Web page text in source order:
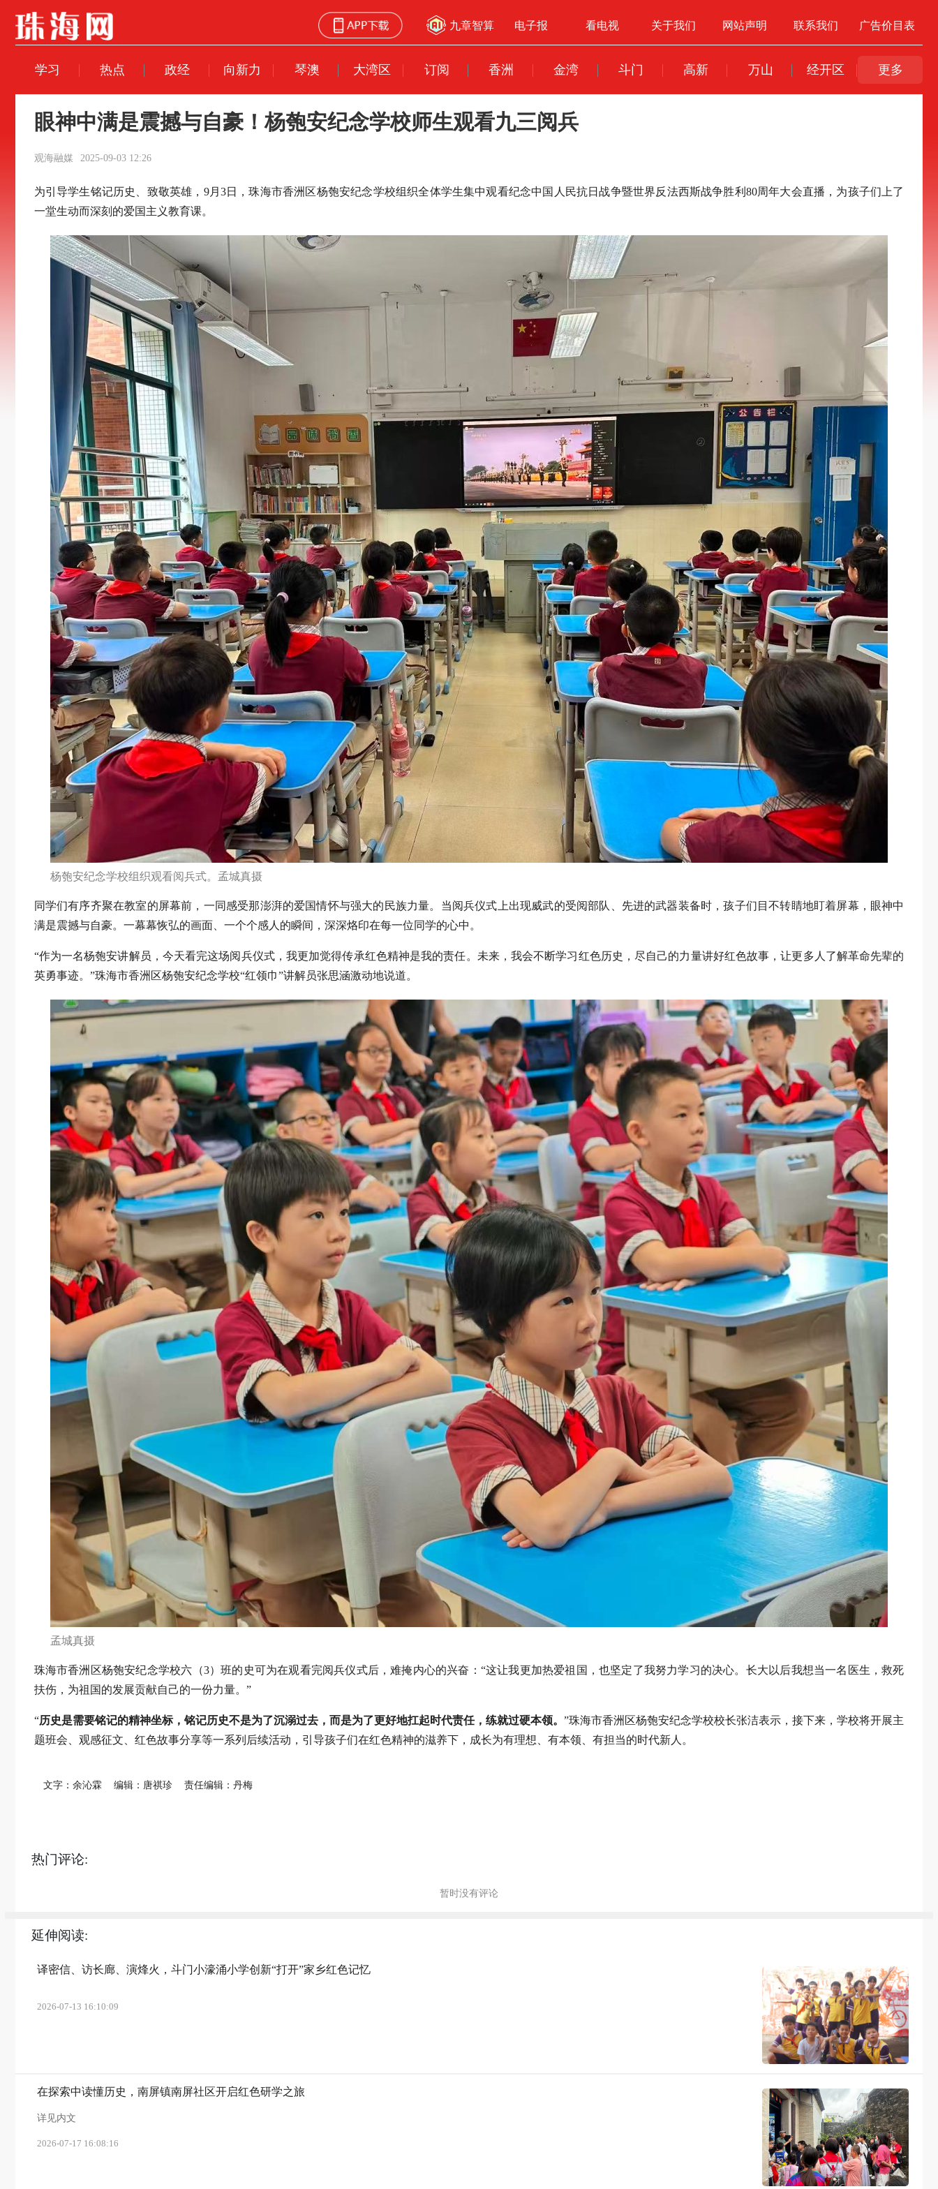
九章智算 电子报 看电视 关于我们 网站声明 联系我们 广告价目表
学习 热点 政经 向新力 琴澳 大湾区 订阅 香洲 金湾 斗门 高新 万山 经开区 更多
眼神中满是震撼与自豪！杨匏安纪念学校师生观看九三阅兵
观海融媒 2025-09-03 12:26
为引导学生铭记历史、致敬英雄，9月3日，珠海市香洲区杨匏安纪念学校组织全体学生集中观看纪念中国人民抗日战争暨世界反法西斯战争胜利80周年大会直播，为孩子们上了
一堂生动而深刻的爱国主义教育课。
杨匏安纪念学校组织观看阅兵式。孟城真摄
同学们有序齐聚在教室的屏幕前，一同感受那澎湃的爱国情怀与强大的民族力量。当阅兵仪式上出现威武的受阅部队、先进的武器装备时，孩子们目不转睛地盯着屏幕，眼神中
满是震撼与自豪。一幕幕恢弘的画面、一个个感人的瞬间，深深烙印在每一位同学的心中。
“作为一名杨匏安讲解员，今天看完这场阅兵仪式，我更加觉得传承红色精神是我的责任。未来，我会不断学习红色历史，尽自己的力量讲好红色故事，让更多人了解革命先辈的
英勇事迹。”珠海市香洲区杨匏安纪念学校“红领巾”讲解员张思涵激动地说道。
孟城真摄
珠海市香洲区杨匏安纪念学校六（3）班的史可为在观看完阅兵仪式后，难掩内心的兴奋：“这让我更加热爱祖国，也坚定了我努力学习的决心。长大以后我想当一名医生，救死
扶伤，为祖国的发展贡献自己的一份力量。”
“历史是需要铭记的精神坐标，铭记历史不是为了沉溺过去，而是为了更好地扛起时代责任，练就过硬本领。”珠海市香洲区杨匏安纪念学校校长张洁表示，接下来，学校将开展主
题班会、观感征文、红色故事分享等一系列后续活动，引导孩子们在红色精神的滋养下，成长为有理想、有本领、有担当的时代新人。
文字：余沁霖 编辑：唐祺珍 责任编辑：丹梅
热门评论:
暂时没有评论
延伸阅读:
译密信、访长廊、演烽火，斗门小濠涌小学创新“打开”家乡红色记忆
2026-07-13 16:10:09
在探索中读懂历史，南屏镇南屏社区开启红色研学之旅
详见内文
2026-07-17 16:08:16